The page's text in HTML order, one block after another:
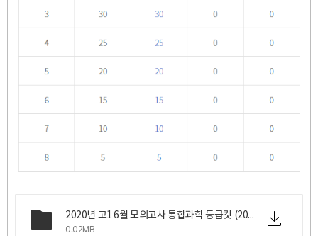
2020년 고1 6월 모의고사 통합과학 등급컷 (2020년 6월 18일 목요일 시행).png
0.02MB